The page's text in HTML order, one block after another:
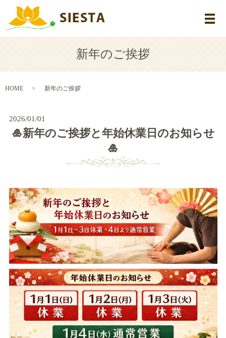
メ
新年のご挨拶
HOME 新年のご挨拶
2026/01/01
🎍新年のご挨拶と年始休業日のお知らせ
🎍